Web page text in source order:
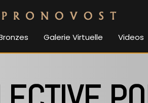
Galerie Virtuelle Videos